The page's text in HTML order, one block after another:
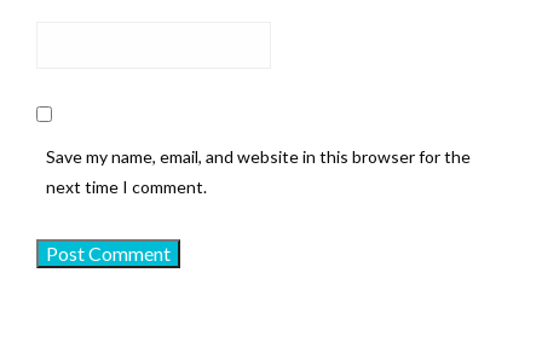
Save my name, email, and website in this browser for the
next time I comment.